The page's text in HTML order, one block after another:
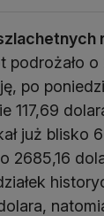
podrożało o
po
117,69
już blisko
2685,16